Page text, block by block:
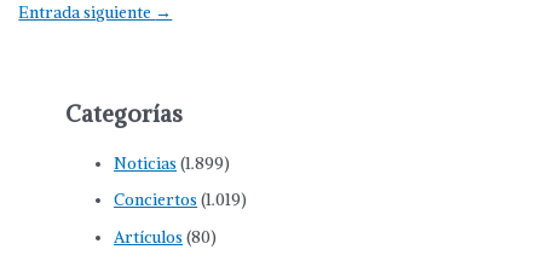
Entrada siguiente →
Categorías
Noticias (1.899)
Conciertos (1.019)
Artículos (80)